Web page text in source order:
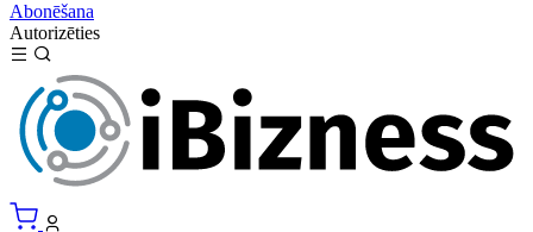
Abonēšana
Autorizēties